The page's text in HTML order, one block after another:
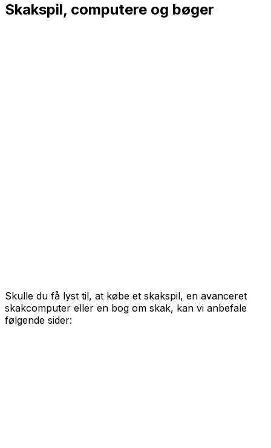
i
sidekolonne
Skakspil, computere og bøger
Skulle du få lyst til, at købe et skakspil, en avanceret
skakcomputer eller en bog om skak, kan vi anbefale
følgende sider: